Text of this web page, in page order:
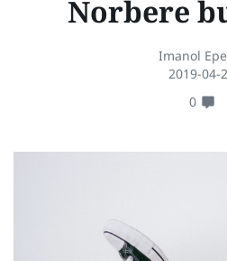
Norbere
Imanol
2019-04-
0